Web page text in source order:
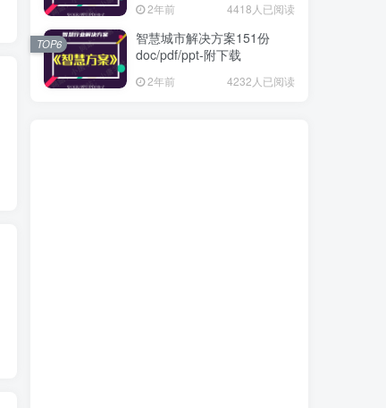
2年前 4418人已阅读
智慧城市解决方案151份
doc/pdf/ppt-附下载
2年前 4232人已阅读
TOP6